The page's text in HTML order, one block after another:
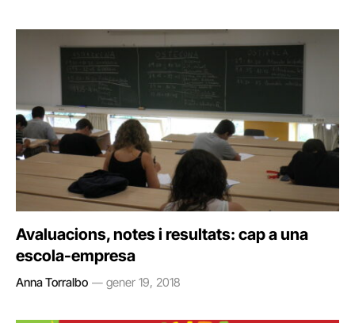
Avaluacions, notes i resultats: cap a una
escola-empresa
Anna Torralbo gener 19, 2018